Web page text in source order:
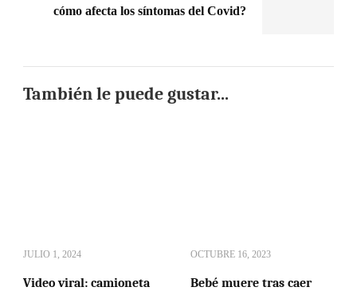
cómo afecta los síntomas del Covid?
También le puede gustar...
JULIO 1, 2024
Video viral: camioneta
OCTUBRE 16, 2023
Bebé muere tras caer